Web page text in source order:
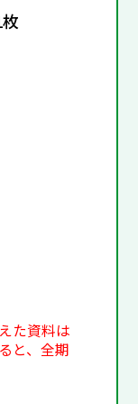
た資料は
と、全期